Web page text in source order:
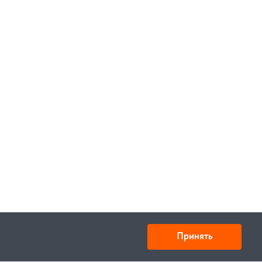
Принять